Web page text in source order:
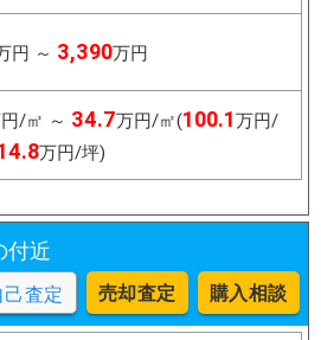
円 ～ 3,390万円
/㎡ ～ 34.7万円/㎡(100.1万円/
万円/坪)
付近
査定 売却査定 購入相談